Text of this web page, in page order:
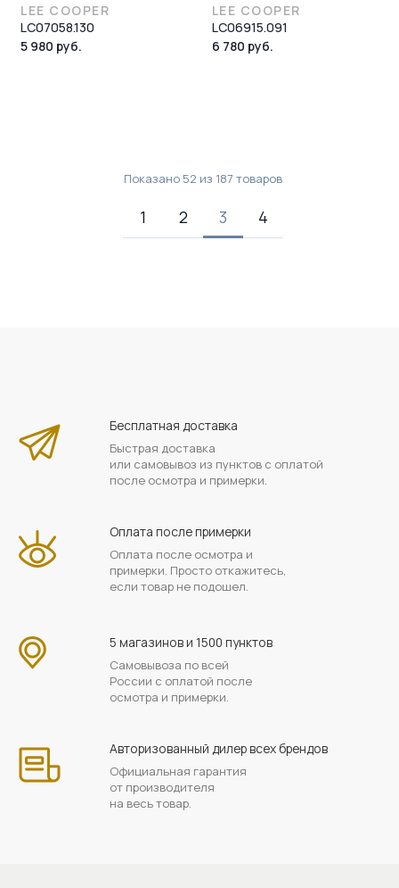
LEE COOPER
LC07058.130
5 980 руб.
LEE COOPER
LC06915.091
6 780 руб.
Показано 52 из 187 товаров
1 2 3 4
Бесплатная доставка
Быстрая доставка
или самовывоз из пунктов с оплатой
после осмотра и примерки.
Оплата после примерки
Оплата после осмотра и
примерки. Просто откажитесь,
если товар не подошел.
5 магазинов и 1500 пунктов
Самовывоза по всей
России с оплатой после
осмотра и примерки.
Авторизованный дилер всех брендов
Официальная гарантия
от производителя
на весь товар.